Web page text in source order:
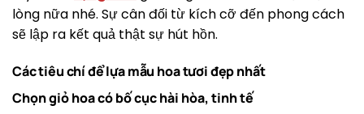
lòng nữa nhé. Sự cân đối từ kích cỡ đến phong cách
sẽ lập ra kết quả thật sự hút hồn.
Các tiêu chí để lựa mẫu hoa tươi đẹp nhất
Chọn giỏ hoa có bố cục hài hòa, tinh tế